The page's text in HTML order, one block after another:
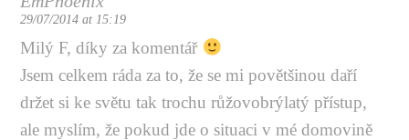
29/07/2014 at 15:19
Milý F, díky za komentář
Jsem celkem ráda za to, že se mi povětšinou daří
držet si ke světu tak trochu růžovobrýlatý přístup,
ale myslím, že pokud jde o situaci v mé domovině